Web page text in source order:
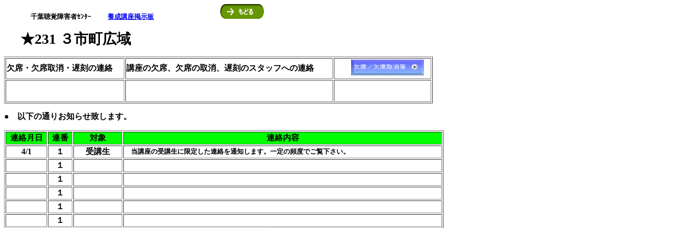
千葉聴覚障害者ｾﾝﾀｰ 養成講座掲示板
★231 ３市町広域
欠席・欠席取消・遅刻の連絡 講座の欠席、欠席の取消、遅刻のスタッフへの連絡
● 以下の通りお知らせ致します。
連絡月日 連番 対象
連絡内容
4/1
１ 受講生 当講座の受講生に限定した連絡を通知します。一定の頻度でご覧下さい。
１
１
１
１
１